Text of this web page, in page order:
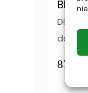
Dla
87,00